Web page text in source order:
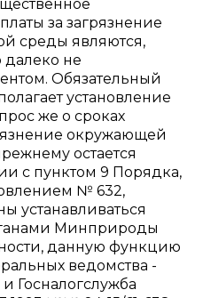
за загрязнение
среды являются,
далеко не
Обязательный
установление
же о сроках
окружающей
остается
с пунктом 9 Порядка,
№ 632,
устанавливаться
Минприроды
данную функцию
ведомства -